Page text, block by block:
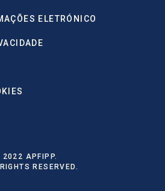
ELETRÓNICO
2022 APFIPP.
RESERVED.